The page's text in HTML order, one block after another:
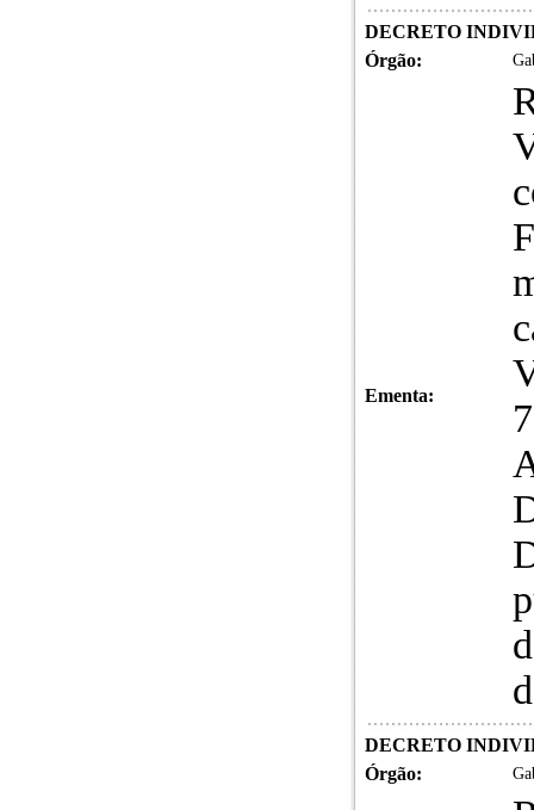
DECRETO
Órgão:
Ementa:
DECRETO
Órgão: